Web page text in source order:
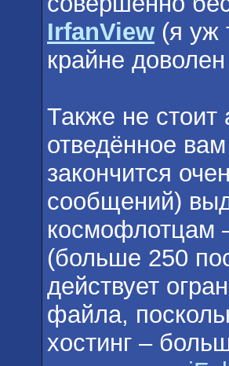
IrfanView (я уж
крайне
Также не стоит
отведённое
закончится
сообщений)
космофлотцам
(больше 250
действует
файла,
хостинг –